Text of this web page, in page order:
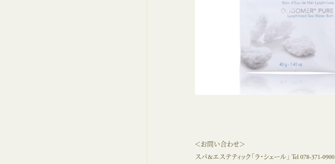
＜お問い合わせ＞
スパ&エステティック「ラ・シェール」 Tel078-371-0900